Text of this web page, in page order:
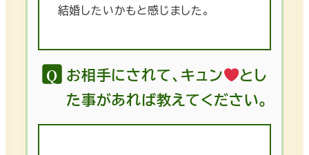
結婚したいかもと感じました。
お相手にされて、キュン
とし
た事があれば教えてください。